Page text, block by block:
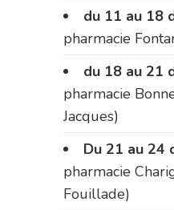
du 11 au 18
pharmacie
du 18 au 21
pharmacie
Jacques)
Du 21 au 24
pharmacie
Fouillade)